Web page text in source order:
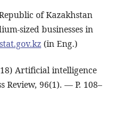
of Kazakhstan
sized businesses in
(in Eng.)
Artificial intelligence
96(1). — Р. 108–